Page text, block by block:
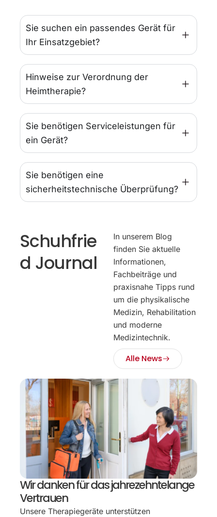
Sie suchen ein passendes Gerät für
Ihr Einsatzgebiet?
Hinweise zur Verordnung der
Heimtherapie?
Sie benötigen Serviceleistungen für
ein Gerät?
Sie benötigen eine
sicherheitstechnische Überprüfung?
Schuhfrie
d Journal
In unserem Blog
finden Sie aktuelle
Informationen,
Fachbeiträge und
praxisnahe Tipps rund
um die physikalische
Medizin, Rehabilitation
und moderne
Medizintechnik.
Alle News
Wir danken für das jahrezehntelange
Vertrauen
Unsere Therapiegeräte unterstützen